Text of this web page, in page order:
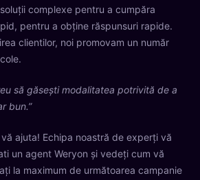
complexe pentru a cumpăra
pentru a obține răspunsuri rapide.
clientilor, noi promovam un număr
să găsești modalitatea potrivită de a
bun.”
ajuta! Echipa noastră de experți vă
un agent Weryon și vedeți cum vă
la maximum de următoarea campanie